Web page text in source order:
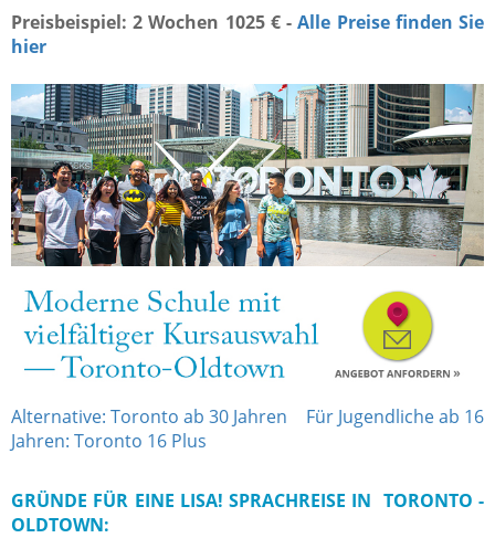
Preisbeispiel: 2 Wochen 1025 € -Alle Preise finden Sie
hier
Alternative: Toronto ab 30 Jahren
Für Jugendliche ab 16
Jahren: Toronto 16 Plus
GRÜNDE FÜR EINE LISA! SPRACHREISE IN TORONTO -
OLDTOWN: